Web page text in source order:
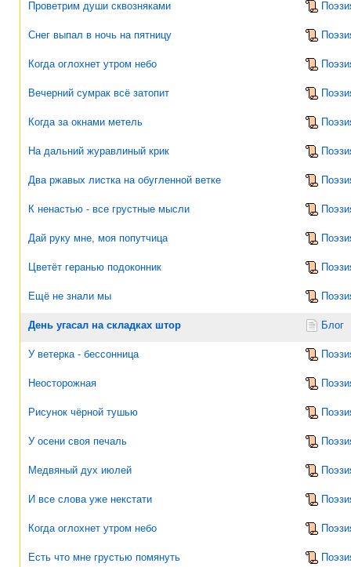
Проветрим души сквозняками
Снег выпал в ночь на пятницу
Когда оглохнет утром небо
Вечерний сумрак всё затопит
Когда за окнами метель
На дальний журавлиный крик
Два ржавых листка на обугленной ветке
К ненастью - все грустные мысли
Дай руку мне, моя попутчица
Цветёт геранью подоконник
Ещё не знали мы
День угасал на складках штор Блог
У ветерка - бессонница
Неосторожная
Рисунок чёрной тушью
У осени своя печаль
Медвяный дух июлей
И все слова уже некстати
Когда оглохнет утром небо
Есть что мне грустью помянуть